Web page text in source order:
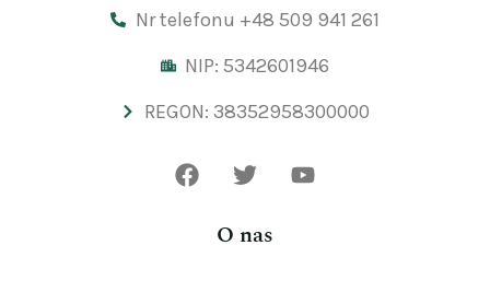
Nr telefonu +48 509 941 261
NIP: 5342601946
REGON: 38352958300000
O nas